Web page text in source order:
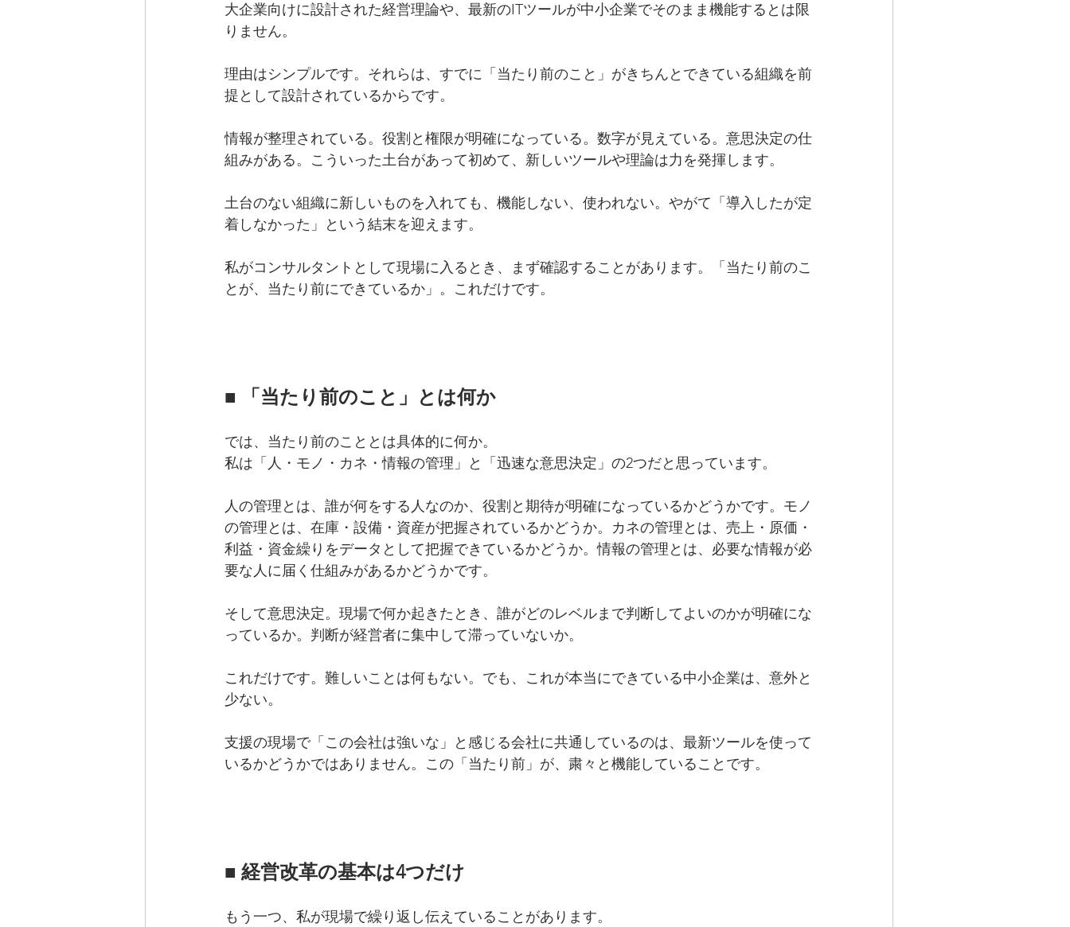
大企業向けに設計された経営理論や、最新のITツールが中小企業でそのまま機能するとは限
りません。
理由はシンプルです。それらは、すでに「当たり前のこと」がきちんとできている組織を前
提として設計されているからです。
情報が整理されている。役割と権限が明確になっている。数字が見えている。意思決定の仕
組みがある。こういった土台があって初めて、新しいツールや理論は力を発揮します。
土台のない組織に新しいものを入れても、機能しない、使われない。やがて「導入したが定
着しなかった」という結末を迎えます。
私がコンサルタントとして現場に入るとき、まず確認することがあります。「当たり前のこ
とが、当たり前にできているか」。これだけです。
■ 「当たり前のこと」とは何か
では、当たり前のこととは具体的に何か。
私は「人・モノ・カネ・情報の管理」と「迅速な意思決定」の2つだと思っています。
人の管理とは、誰が何をする人なのか、役割と期待が明確になっているかどうかです。モノ
の管理とは、在庫・設備・資産が把握されているかどうか。カネの管理とは、売上・原価・
利益・資金繰りをデータとして把握できているかどうか。情報の管理とは、必要な情報が必
要な人に届く仕組みがあるかどうかです。
そして意思決定。現場で何か起きたとき、誰がどのレベルまで判断してよいのかが明確にな
っているか。判断が経営者に集中して滞っていないか。
これだけです。難しいことは何もない。でも、これが本当にできている中小企業は、意外と
少ない。
支援の現場で「この会社は強いな」と感じる会社に共通しているのは、最新ツールを使って
いるかどうかではありません。この「当たり前」が、粛々と機能していることです。
■ 経営改革の基本は4つだけ
もう一つ、私が現場で繰り返し伝えていることがあります。